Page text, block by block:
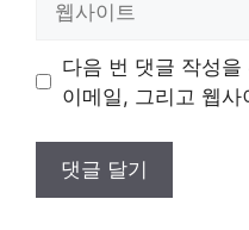
트
다음 번 댓글 작성
이메일, 그리고 웹